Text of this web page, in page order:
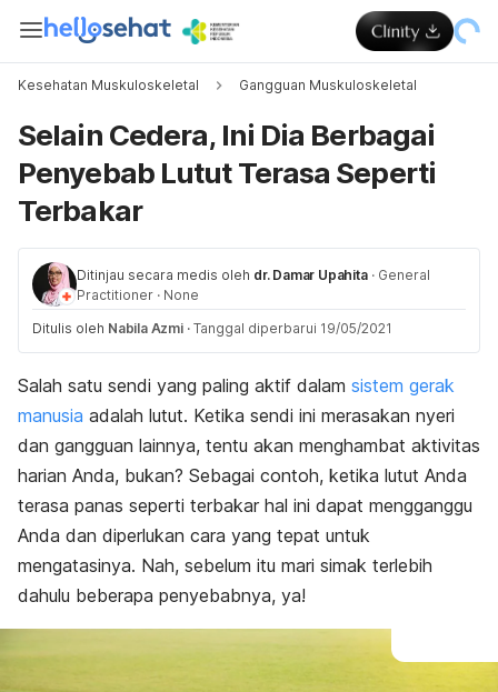
Kesehatan Muskuloskeletal Gangguan Muskuloskeletal
Selain Cedera, Ini Dia Berbagai
Penyebab Lutut Terasa Seperti
Terbakar
Ditinjau secara medis oleh dr. Damar Upahita · General
Practitioner · None
Ditulis oleh Nabila Azmi · Tanggal diperbarui 19/05/2021
Salah satu sendi yang paling aktif dalam sistem gerak
manusia adalah lutut. Ketika sendi ini merasakan nyeri
dan gangguan lainnya, tentu akan menghambat aktivitas
harian Anda, bukan? Sebagai contoh, ketika lutut Anda
terasa panas seperti terbakar hal ini dapat mengganggu
Anda dan diperlukan cara yang tepat untuk
mengatasinya. Nah, sebelum itu mari simak terlebih
dahulu beberapa penyebabnya, ya!